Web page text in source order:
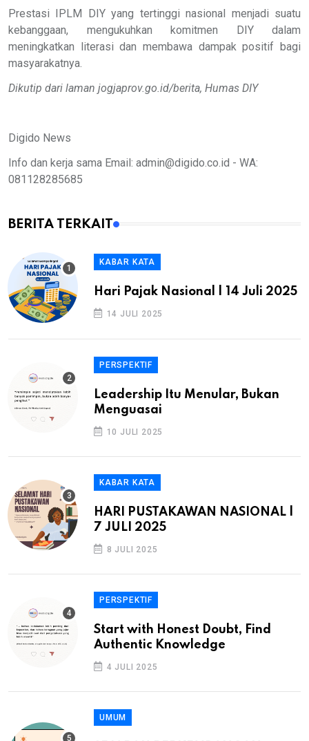
Prestasi IPLM DIY yang tertinggi nasional menjadi suatu
kebanggaan, mengukuhkan komitmen DIY dalam
meningkatkan literasi dan membawa dampak positif bagi
masyarakatnya.
Dikutip dari laman jogjaprov.go.id/berita, Humas DIY
Digido News
Info dan kerja sama Email: admin@digido.co.id - WA:
081128285685
BERITA TERKAIT
KABAR KATA
Hari Pajak Nasional | 14 Juli 2025
14 JULI 2025
PERSPEKTIF
Leadership Itu Menular, Bukan
Menguasai
10 JULI 2025
KABAR KATA
HARI PUSTAKAWAN NASIONAL |
7 JULI 2025
8 JULI 2025
PERSPEKTIF
Start with Honest Doubt, Find
Authentic Knowledge
4 JULI 2025
UMUM